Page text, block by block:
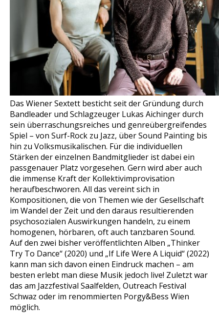
Das Wiener Sextett besticht seit der Gründung durch
Bandleader und Schlagzeuger Lukas Aichinger durch
sein überraschungsreiches und genreübergreifendes
Spiel – von Surf-Rock zu Jazz, über Sound Painting bis
hin zu Volksmusikalischen. Für die individuellen
Stärken der einzelnen Bandmitglieder ist dabei ein
passgenauer Platz vorgesehen. Gern wird aber auch
die immense Kraft der Kollektivimprovisation
heraufbeschworen. All das vereint sich in
Kompositionen, die von Themen wie der Gesellschaft
im Wandel der Zeit und den daraus resultierenden
psychosozialen Auswirkungen handeln, zu einem
homogenen, hörbaren, oft auch tanzbaren Sound.
Auf den zwei bisher veröffentlichten Alben „Thinker
Try To Dance“ (2020) und „If Life Were A Liquid“ (2022)
kann man sich davon einen Eindruck machen – am
besten erlebt man diese Musik jedoch live! Zuletzt war
das am Jazzfestival Saalfelden, Outreach Festival
Schwaz oder im renommierten Porgy&Bess Wien
möglich.